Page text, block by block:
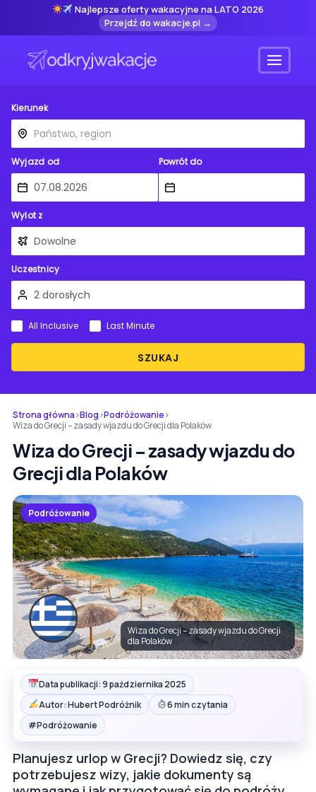
Najlepsze oferty wakacyjne na LATO 2026
Przejdź do wakacje.pl →
Menu
Kierunek
Wyjazd od Powrót do
Wylot z
Uczestnicy
SZUKAJ
All Inclusive Last Minute
Strona główna›Blog›Podróżowanie›
Wiza do Grecji – zasady wjazdu do Grecji dla Polaków
Wiza do Grecji – zasady wjazdu do
Grecji dla Polaków
Podróżowanie
Wiza do Grecji – zasady wjazdu do Grecji
dla Polaków
Data publikacji: 9 października 2025
Autor: Hubert Podróżnik
6 min czytania
#Podróżowanie
Planujesz urlop w Grecji? Dowiedz się, czy
potrzebujesz wizy, jakie dokumenty są